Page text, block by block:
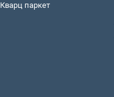
Кварц паркет